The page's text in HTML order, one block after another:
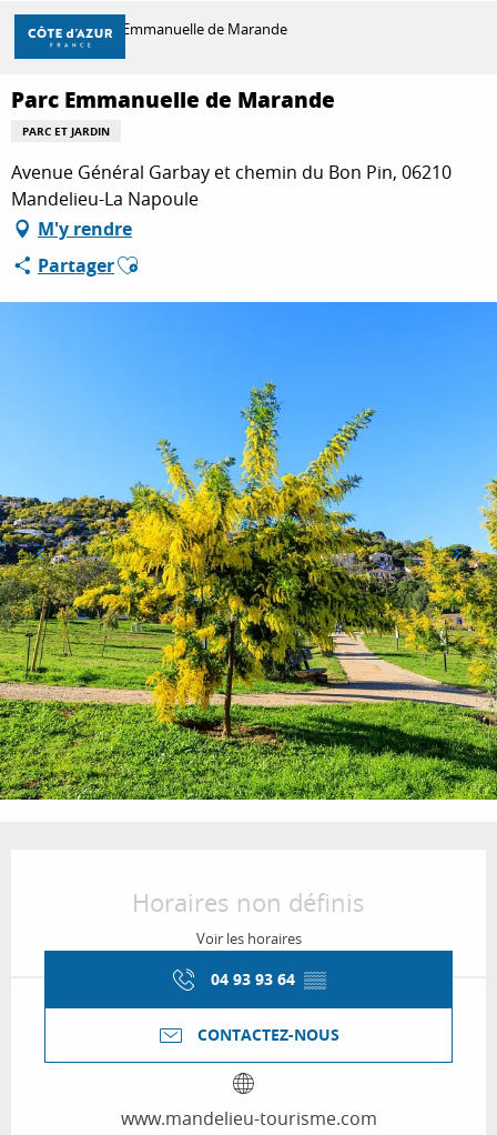
Aller
contenu
principal
DÉCOUVRIR
À FAIRE
SÉJOURNER
Accueil Parc Emmanuelle de Marande
Parc Emmanuelle de Marande
PARC ET JARDIN
Avenue Général Garbay et chemin du Bon Pin, 06210
Mandelieu-La Napoule
M'y rendre
PartagerAjouter aux favoris
Horaires non définis
Voir les horaires
04 93 93 64 ▒▒
CONTACTEZ-NOUS
www.mandelieu-tourisme.com